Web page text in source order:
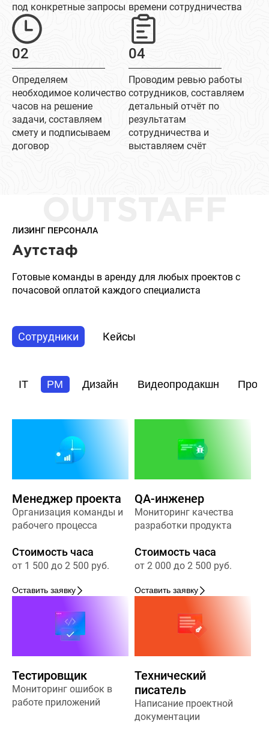
под конкретные запросы времени сотрудничества
02
Определяем
необходимое количество
часов на решение
задачи, составляем
смету и подписываем
договор
04
Проводим ревью работы
сотрудников, составляем
детальный отчёт по
результатам
сотрудничества и
выставляем счёт
ЛИЗИНГ ПЕРСОНАЛА
Аутстаф
Готовые команды в аренду для любых проектов с
почасовой оплатой каждого специалиста
Сотрудники Кейсы
IT PM Дизайн Видеопродакшн
Менеджер проекта
Организация команды и
рабочего процесса
Стоимость часа
от 1 500 до 2 500 руб.
Оставить заявку
QA-инженер
Мониторинг качества
разработки продукта
Стоимость часа
от 2 000 до 2 500 руб.
Оставить заявку
Тестировщик
Мониторинг ошибок в
работе приложений
Технический
писатель
Написание проектной
документации